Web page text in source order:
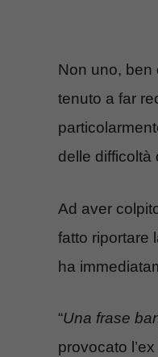
Non uno, ben
tenuto a far
delle difficoltà
Ad aver
fatto riportare
ha
“Una frase
provocato